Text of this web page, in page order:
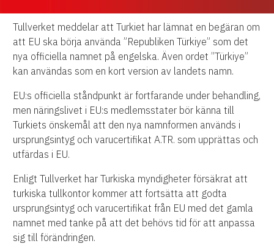
Tullverket meddelar att Turkiet har lämnat en begäran om
att EU ska börja använda ”Republiken Türkiye” som det
nya officiella namnet på engelska. Även ordet ”Türkiye”
kan användas som en kort version av landets namn.
EU:s officiella ståndpunkt är fortfarande under behandling,
men näringslivet i EU:s medlemsstater bör känna till
Turkiets önskemål att den nya namnformen används i
ursprungsintyg och varucertifikat A.TR. som upprättas och
utfärdas i EU.
Enligt Tullverket har Turkiska myndigheter försäkrat att
turkiska tullkontor kommer att fortsätta att godta
ursprungsintyg och varucertifikat från EU med det gamla
namnet med tanke på att det behövs tid för att anpassa
sig till förändringen.